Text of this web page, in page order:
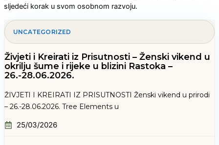
sljedeći korak u svom osobnom razvoju.
UNCATEGORIZED
Živjeti i Kreirati iz Prisutnosti – Ženski vikend u
okrilju šume i rijeke u blizini Rastoka –
26.-28.06.2026.
ŽIVJETI I KREIRATI IZ PRISUTNOSTI Ženski vikend u prirodi
– 26.-28.06.2026. Tree Elements u
25/03/2026